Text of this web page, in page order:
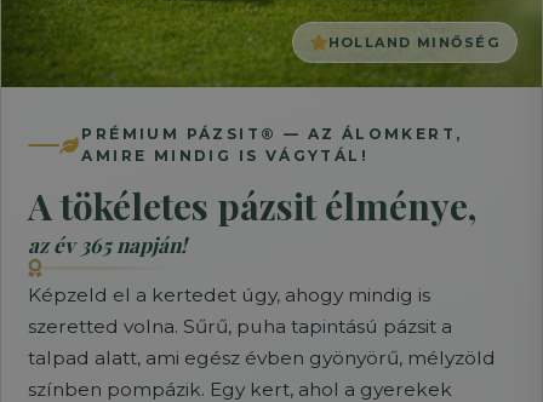
HOLLAND MINŐSÉG
PRÉMIUM PÁZSIT® — AZ ÁLOMKERT,
AMIRE MINDIG IS VÁGYTÁL!
A tökéletes pázsit élménye,
az év 365 napján!
Képzeld el a kertedet úgy, ahogy mindig is
szeretted volna. Sűrű, puha tapintású pázsit a
talpad alatt, ami egész évben gyönyörű, mélyzöld
színben pompázik. Egy kert, ahol a gyerekek